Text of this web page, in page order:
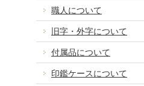
職人について
旧字・外字について
付属品について
印鑑ケースについて